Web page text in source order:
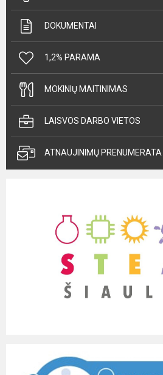
DOKUMENTAI
1,2% PARAMA
MOKINIŲ MAITINIMAS
LAISVOS DARBO VIETOS
ATNAUJINIMŲ PRENUMERATA